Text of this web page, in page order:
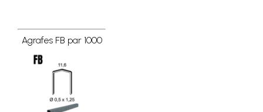
Agrafes FB par 1000